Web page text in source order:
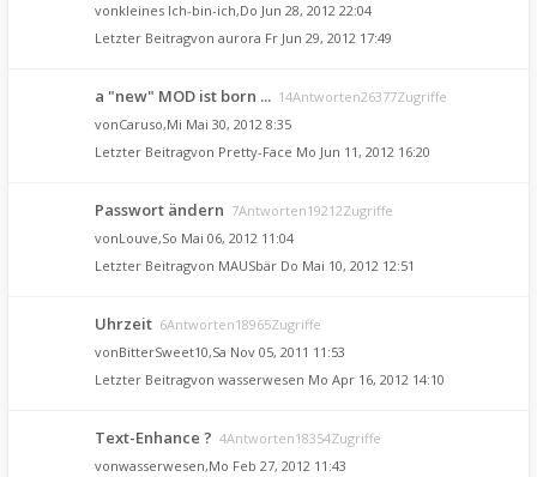
vonkleines Ich-bin-ich,Do Jun 28, 2012 22:04
Letzter Beitragvon aurora Fr Jun 29, 2012 17:49
a "new" MOD ist born ... 14Antworten26377Zugriffe
vonCaruso,Mi Mai 30, 2012 8:35
Letzter Beitragvon Pretty-Face Mo Jun 11, 2012 16:20
Passwort ändern 7Antworten19212Zugriffe
vonLouve,So Mai 06, 2012 11:04
Letzter Beitragvon MAUSbär Do Mai 10, 2012 12:51
Uhrzeit 6Antworten18965Zugriffe
vonBitterSweet10,Sa Nov 05, 2011 11:53
Letzter Beitragvon wasserwesen Mo Apr 16, 2012 14:10
Text-Enhance ? 4Antworten18354Zugriffe
vonwasserwesen,Mo Feb 27, 2012 11:43